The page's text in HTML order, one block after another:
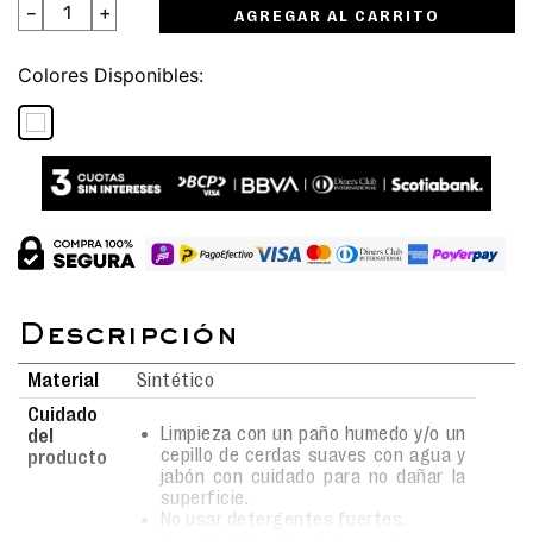
＋
－ AGREGAR AL CARRITO
Colores
Material
Sintético
Cuidado
del
producto
Limpieza con un paño humedo y/o un
cepillo de cerdas suaves con agua y
jabón con cuidado para no dañar la
superficie.
No usar detergentes fuertes.